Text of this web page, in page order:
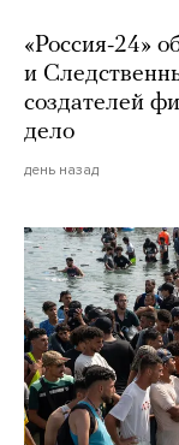
«Россия-24»
и
создателей
дело
день назад